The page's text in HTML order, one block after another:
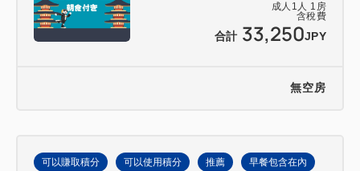
成人 1 人 1 房
含稅費
合計 33,250JPY
無空房
可以賺取積分 可以使用積分 推薦 早餐包含在內